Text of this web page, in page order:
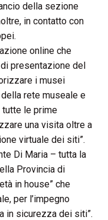
della sezione
in contatto con
online che
presentazione del
i musei
rete museale e
tutte le prime
una visita oltre a
virtuale dei siti”.
Di Maria – tutta la
Provincia di
in house” che
per l’impegno
in sicurezza dei siti”.